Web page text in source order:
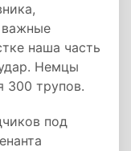
важные
наша часть
Немцы
300 трупов.
под